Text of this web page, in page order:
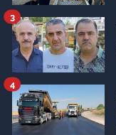
3
4